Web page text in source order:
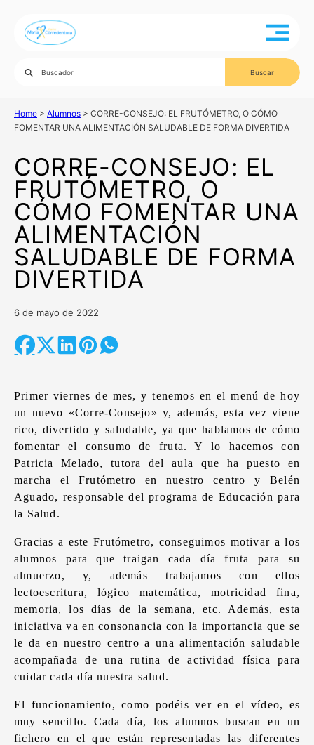
Home > Alumnos > CORRE-CONSEJO: EL FRUTÓMETRO, O CÓMO
FOMENTAR UNA ALIMENTACIÓN SALUDABLE DE FORMA DIVERTIDA
CORRE-CONSEJO: EL
FRUTÓMETRO, O
CÓMO FOMENTAR UNA
ALIMENTACIÓN
SALUDABLE DE FORMA
DIVERTIDA
6 de mayo de 2022
Primer viernes de mes, y tenemos en el menú de hoy
un nuevo «Corre-Consejo» y, además, esta vez viene
rico, divertido y saludable, ya que hablamos de cómo
fomentar el consumo de fruta. Y lo hacemos con
Patricia Melado, tutora del aula que ha puesto en
marcha el Frutómetro en nuestro centro y Belén
Aguado, responsable del programa de Educación para
la Salud.
Gracias a este Frutómetro, conseguimos motivar a los
alumnos para que traigan cada día fruta para su
almuerzo, y, además trabajamos con ellos
lectoescritura, lógico matemática, motricidad fina,
memoria, los días de la semana, etc. Además, esta
iniciativa va en consonancia con la importancia que se
le da en nuestro centro a una alimentación saludable
acompañada de una rutina de actividad física para
cuidar cada día nuestra salud.
El funcionamiento, como podéis ver en el vídeo, es
muy sencillo. Cada día, los alumnos buscan en un
fichero en el que están representadas las diferentes